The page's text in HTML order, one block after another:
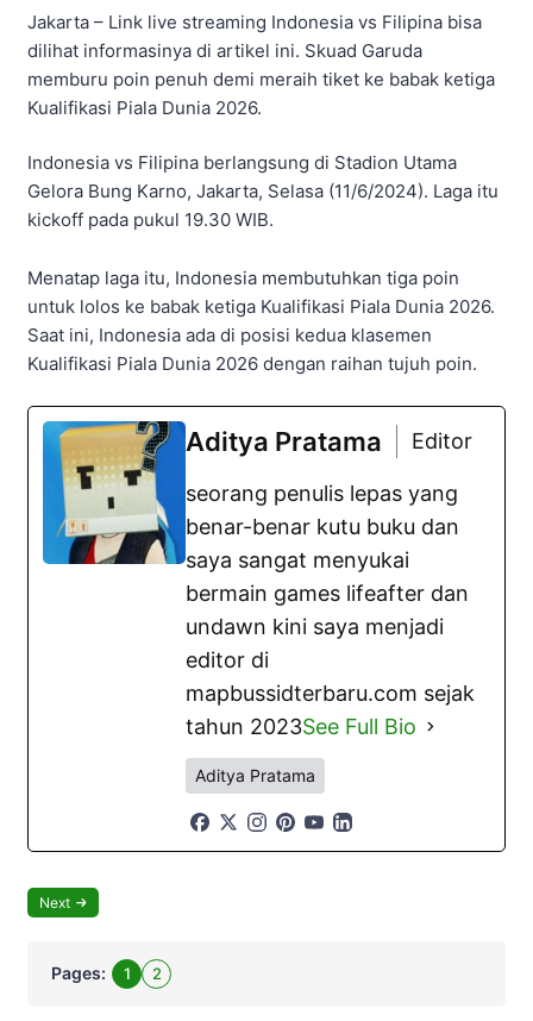
Jakarta – Link live streaming Indonesia vs Filipina bisa
dilihat informasinya di artikel ini. Skuad Garuda
memburu poin penuh demi meraih tiket ke babak ketiga
Kualifikasi Piala Dunia 2026.
Indonesia vs Filipina berlangsung di Stadion Utama
Gelora Bung Karno, Jakarta, Selasa (11/6/2024). Laga itu
kickoff pada pukul 19.30 WIB.
Menatap laga itu, Indonesia membutuhkan tiga poin
untuk lolos ke babak ketiga Kualifikasi Piala Dunia 2026.
Saat ini, Indonesia ada di posisi kedua klasemen
Kualifikasi Piala Dunia 2026 dengan raihan tujuh poin.
Aditya Pratama Editor
seorang penulis lepas yang
benar-benar kutu buku dan
saya sangat menyukai
bermain games lifeafter dan
undawn kini saya menjadi
editor di
mapbussidterbaru.com sejak
tahun 2023See Full Bio
Aditya Pratama
Next
Pages: 1 2